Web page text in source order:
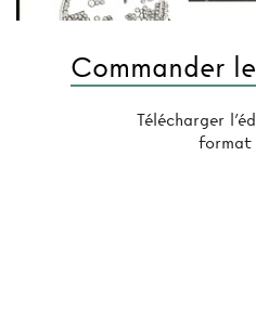
Commander
Télécharger
format